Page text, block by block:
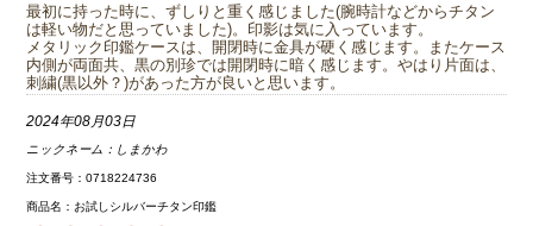
最初に持った時に、ずしりと重く感じました(腕時計などからチタン
は軽い物だと思っていました)。印影は気に入っています。
メタリック印鑑ケースは、開閉時に金具が硬く感じます。またケース
内側が両面共、黒の別珍では開閉時に暗く感じます。やはり片面は、
刺繍(黒以外？)があった方が良いと思います。
2024年08月03日
ニックネーム： しまかわ
注文番号：0718224736
商品名：お試しシルバーチタン印鑑